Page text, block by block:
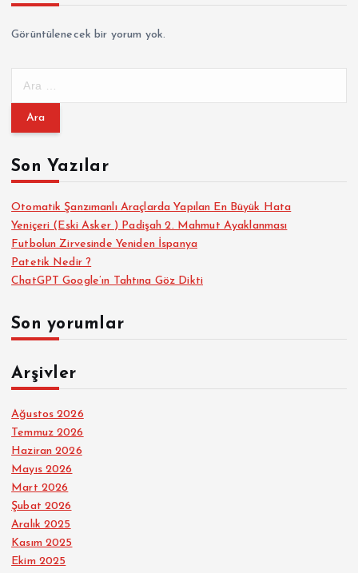
Görüntülenecek bir yorum yok.
m
:Son Yazılar
Otomatik Şanzımanlı Araçlarda Yapılan En Büyük Hata
Yeniçeri (Eski Asker ) Padişah 2. Mahmut Ayaklanması
Futbolun Zirvesinde Yeniden İspanya
Patetik Nedir ?
ChatGPT Google’ın Tahtına Göz Dikti
Son yorumlar
Arşivler
Ağustos 2026
Temmuz 2026
Haziran 2026
Mayıs 2026
Mart 2026
Şubat 2026
Aralık 2025
Kasım 2025
Ekim 2025